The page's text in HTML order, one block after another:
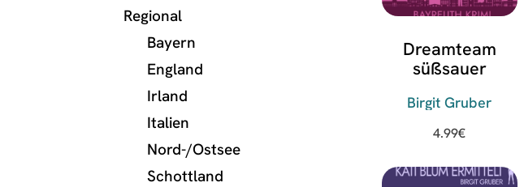
Dreamteam
süßsauer
Birgit Gruber
4.99€
Regional
Bayern
England
Irland
Italien
Nord-/Ostsee
Schottland